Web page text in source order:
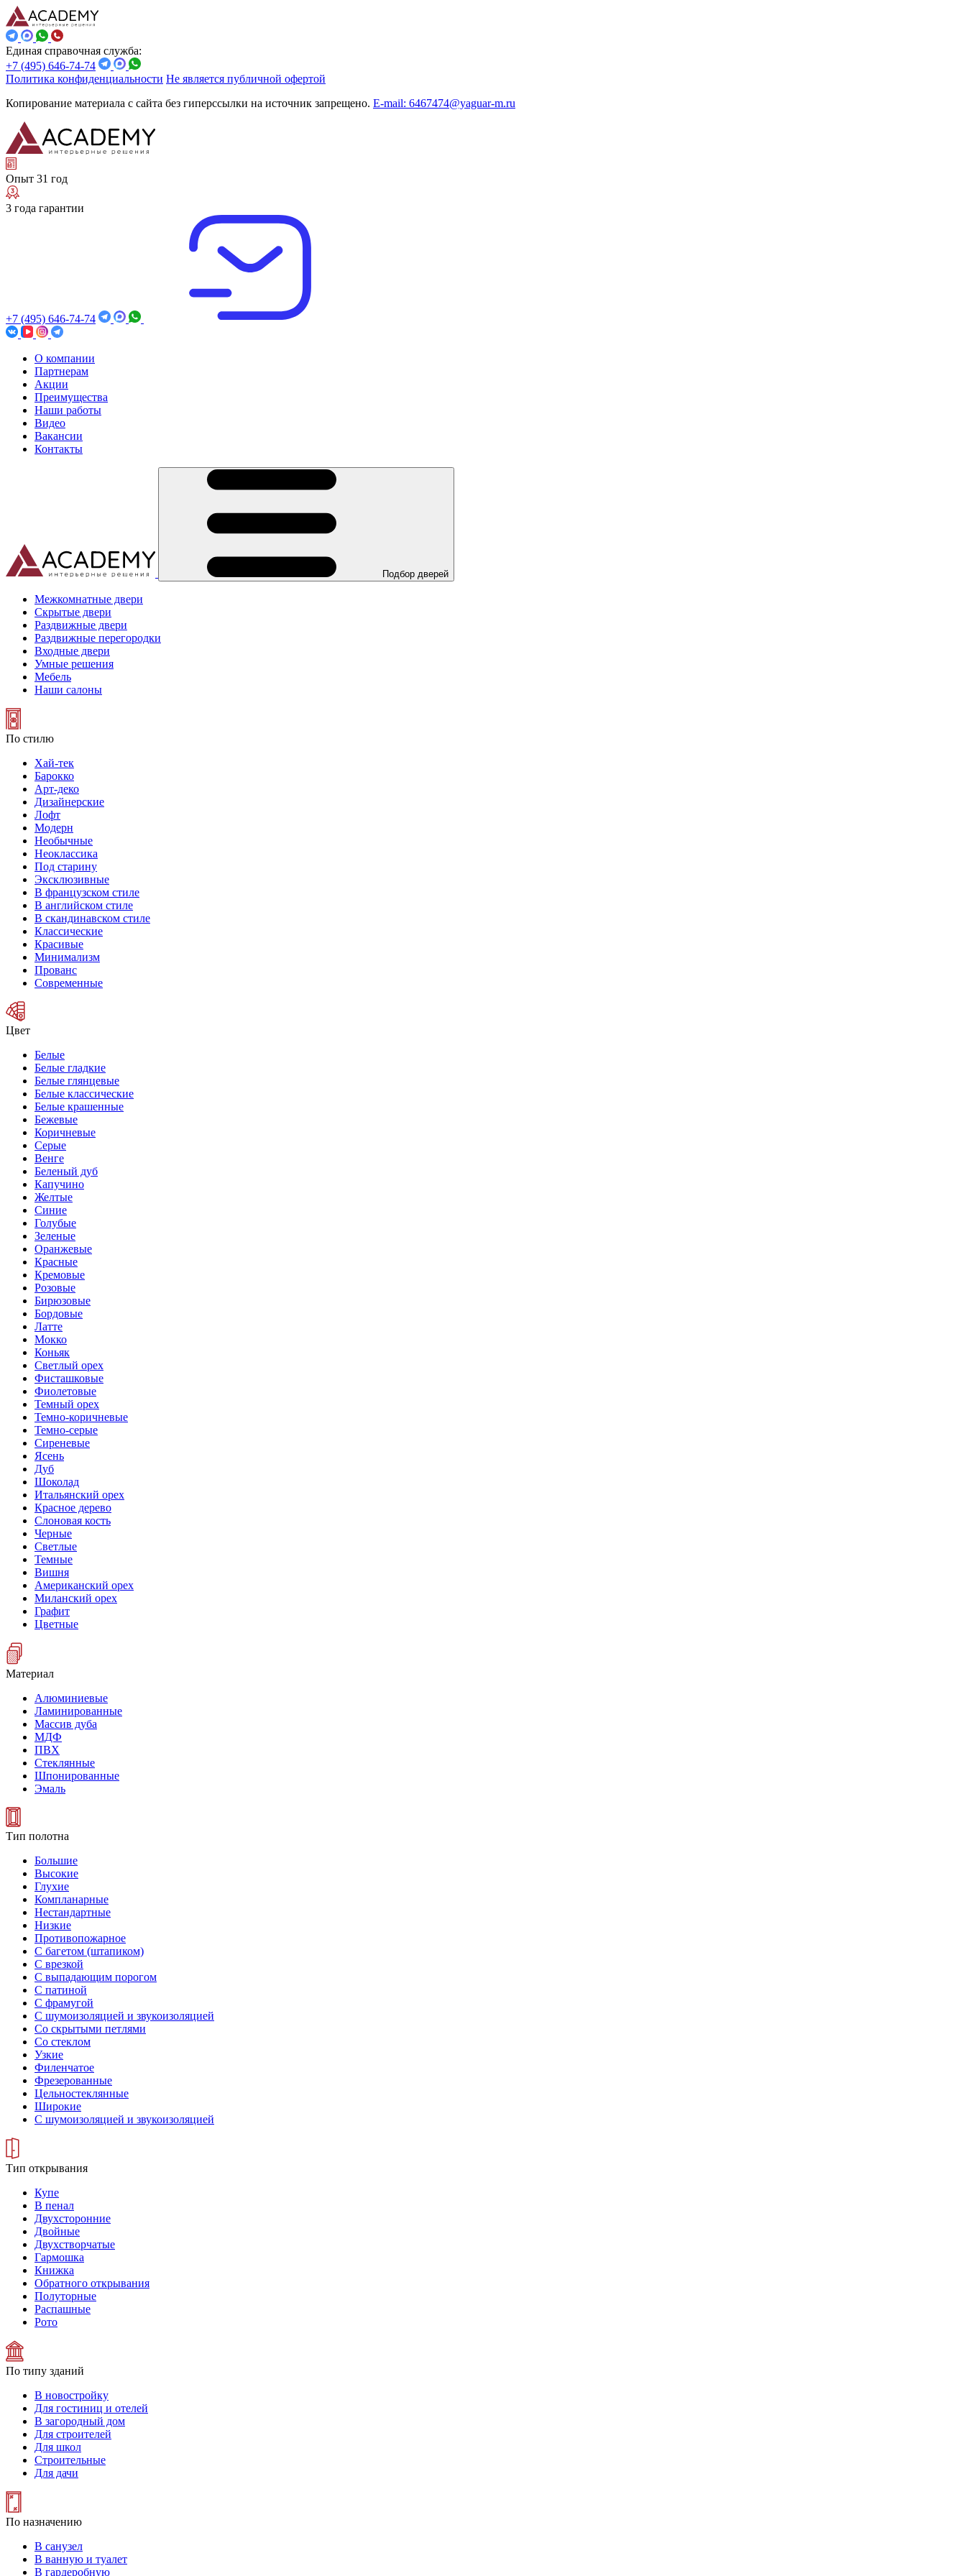
Единая справочная служба:
+7 (495) 646-74-74
Политика конфиденциальности Не является публичной офертой
Копирование материала с сайта без гиперссылки на источник запрещено. E-mail: 6467474@yaguar-m.ru
Опыт 31 год
3 года гарантии
+7 (495) 646-74-74
О компании
Партнерам
Акции
Преимущества
Наши работы
Видео
Вакансии
Контакты
Подбор дверей
Межкомнатные двери
Скрытые двери
Раздвижные двери
Раздвижные перегородки
Входные двери
Умные решения
Мебель
Наши салоны
По стилю
Хай-тек
Барокко
Арт-деко
Дизайнерские
Лофт
Модерн
Необычные
Неоклассика
Под старину
Эксклюзивные
В французском стиле
В английском стиле
В скандинавском стиле
Классические
Красивые
Минимализм
Прованс
Современные
Цвет
Белые
Белые гладкие
Белые глянцевые
Белые классические
Белые крашенные
Бежевые
Коричневые
Серые
Венге
Беленый дуб
Капучино
Желтые
Синие
Голубые
Зеленые
Оранжевые
Красные
Кремовые
Розовые
Бирюзовые
Бордовые
Латте
Мокко
Коньяк
Светлый орех
Фисташковые
Фиолетовые
Темный орех
Темно-коричневые
Темно-серые
Сиреневые
Ясень
Дуб
Шоколад
Итальянский орех
Красное дерево
Слоновая кость
Черные
Светлые
Темные
Вишня
Американский орех
Миланский орех
Графит
Цветные
Материал
Алюминиевые
Ламинированные
Массив дуба
МДФ
ПВХ
Стеклянные
Шпонированные
Эмаль
Тип полотна
Большие
Высокие
Глухие
Компланарные
Нестандартные
Низкие
Противопожарное
С багетом (штапиком)
С врезкой
С выпадающим порогом
С патиной
С фрамугой
С шумоизоляцией и звукоизоляцией
Со скрытыми петлями
Со стеклом
Узкие
Филенчатое
Фрезерованные
Цельностеклянные
Широкие
С шумоизоляцией и звукоизоляцией
Тип открывания
Купе
В пенал
Двухсторонние
Двойные
Двухстворчатые
Гармошка
Книжка
Обратного открывания
Полуторные
Распашные
Рото
По типу зданий
В новостройку
Для гостиниц и отелей
В загородный дом
Для строителей
Для школ
Строительные
Для дачи
По назначению
В санузел
В ванную и туалет
В гардеробную